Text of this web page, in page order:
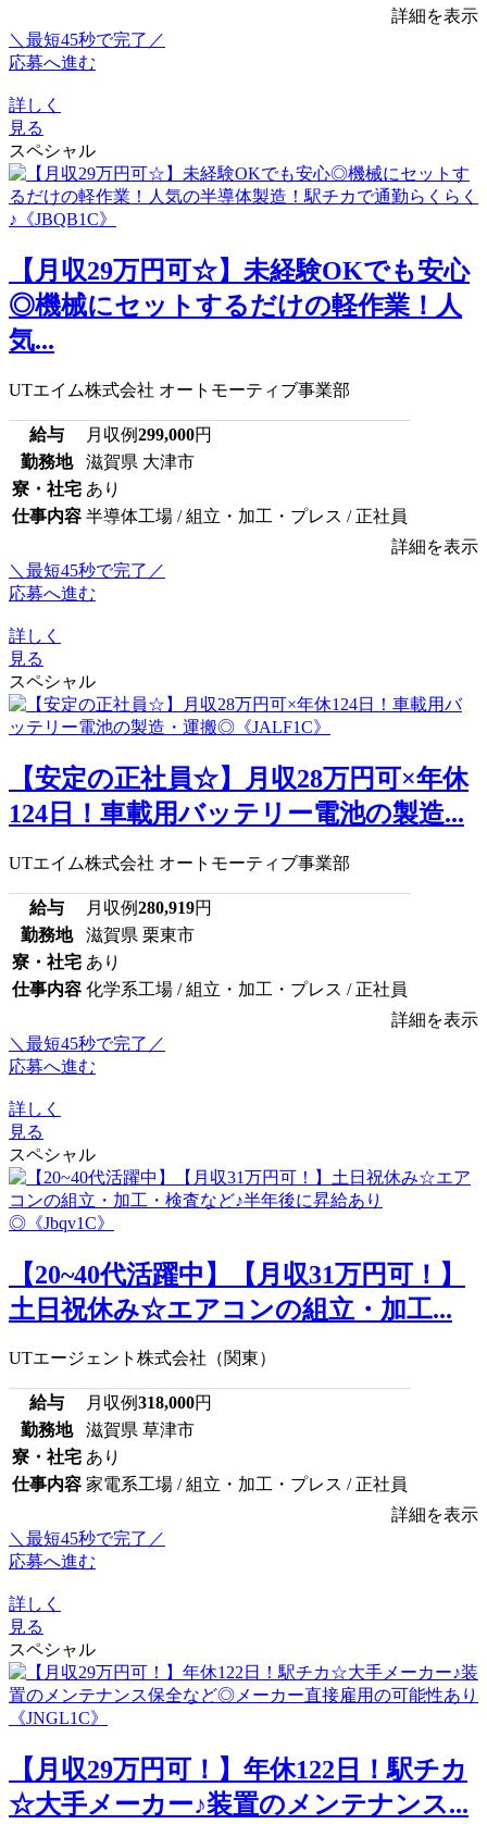
詳細を表示
＼最短45秒で完了／
応募へ進む
詳しく
見る
スペシャル
【月収29万円可☆】未経験OKでも安心
◎機械にセットするだけの軽作業！人
気...
UTエイム株式会社 オートモーティブ事業部
給与 月収例299,000円
勤務地
滋賀県 大津市
寮・社宅 あり
仕事内容 半導体工場 / 組立・加工・プレス / 正社員
詳細を表示
＼最短45秒で完了／
応募へ進む
詳しく
見る
スペシャル
【安定の正社員☆】月収28万円可×年休
124日！車載用バッテリー電池の製造...
UTエイム株式会社 オートモーティブ事業部
給与 月収例280,919円
勤務地
滋賀県 栗東市
寮・社宅 あり
仕事内容 化学系工場 / 組立・加工・プレス / 正社員
詳細を表示
＼最短45秒で完了／
応募へ進む
詳しく
見る
スペシャル
【20~40代活躍中】【月収31万円可！】
土日祝休み☆エアコンの組立・加工...
UTエージェント株式会社（関東）
給与 月収例318,000円
勤務地
滋賀県 草津市
寮・社宅 あり
仕事内容 家電系工場 / 組立・加工・プレス / 正社員
詳細を表示
＼最短45秒で完了／
応募へ進む
詳しく
見る
スペシャル
【月収29万円可！】年休122日！駅チカ
☆大手メーカー♪装置のメンテナンス...